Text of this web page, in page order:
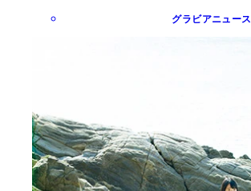
グラビアニュース